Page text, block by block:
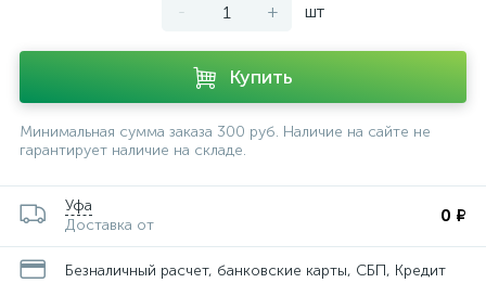
- + шт
Купить
Минимальная сумма заказа 300 руб. Наличие на сайте не
гарантирует наличие на складе.
Уфа
Доставка от
0 ₽
Безналичный расчет, банковские карты, СБП, Кредит